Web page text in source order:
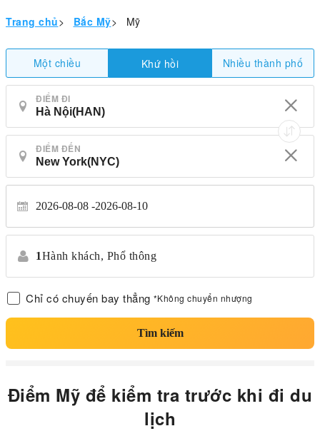
Trang chủ> Bắc Mỹ> Mỹ
Một chiều Khứ hồi Nhiều thành phố
ĐIỂM ĐI
ĐIỂM ĐẾN
2026-08-08 2026-08-10
1Hành khách, Phổ thông
Chỉ có chuyến bay thẳng *Không chuyển nhượng
Tìm kiếm
Điểm Mỹ để kiểm tra trước khi đi du
lịch